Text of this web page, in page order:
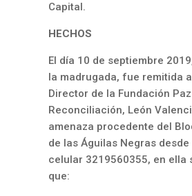
Capital.
HECHOS
El día 10 de septiembre
la madrugada, fue remitida
Director de la Fundación
Reconciliación, León
amenaza procedente del
de las Águilas Negras
celular 3219560355, en ella
que: